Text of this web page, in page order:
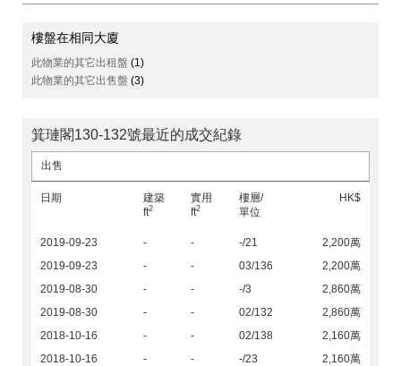
樓盤在相同大廈
此物業的其它出租盤 (1)
此物業的其它出售盤 (3)
箕璉閣130-132號最近的成交紀錄
出售
日期
建築
ft2
實用
ft2
樓層/
單位
HK$
2019-09-23 - - -/21
2,200萬
2019-09-23
- - 03/136
2,200萬
2019-08-30
- - -/3
2,860萬
2019-08-30
- - 02/132
2,860萬
2018-10-16
- - 02/138
2,160萬
2018-10-16
- - -/23
2,160萬